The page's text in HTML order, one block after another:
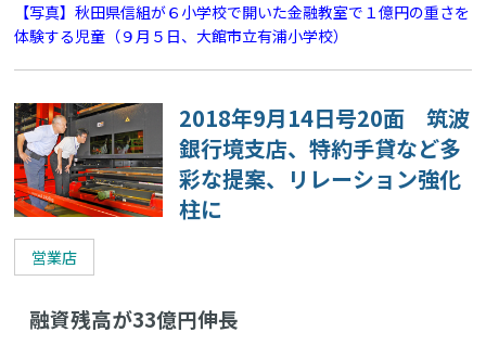
【写真】秋田県信組が６小学校で開いた金融教室で１億円の重さを
体験する児童（９月５日、大館市立有浦小学校）
2018年9月14日号20面 筑波
銀行境支店、特約手貸など多
彩な提案、リレーション強化
柱に
営業店
融資残高が33億円伸長